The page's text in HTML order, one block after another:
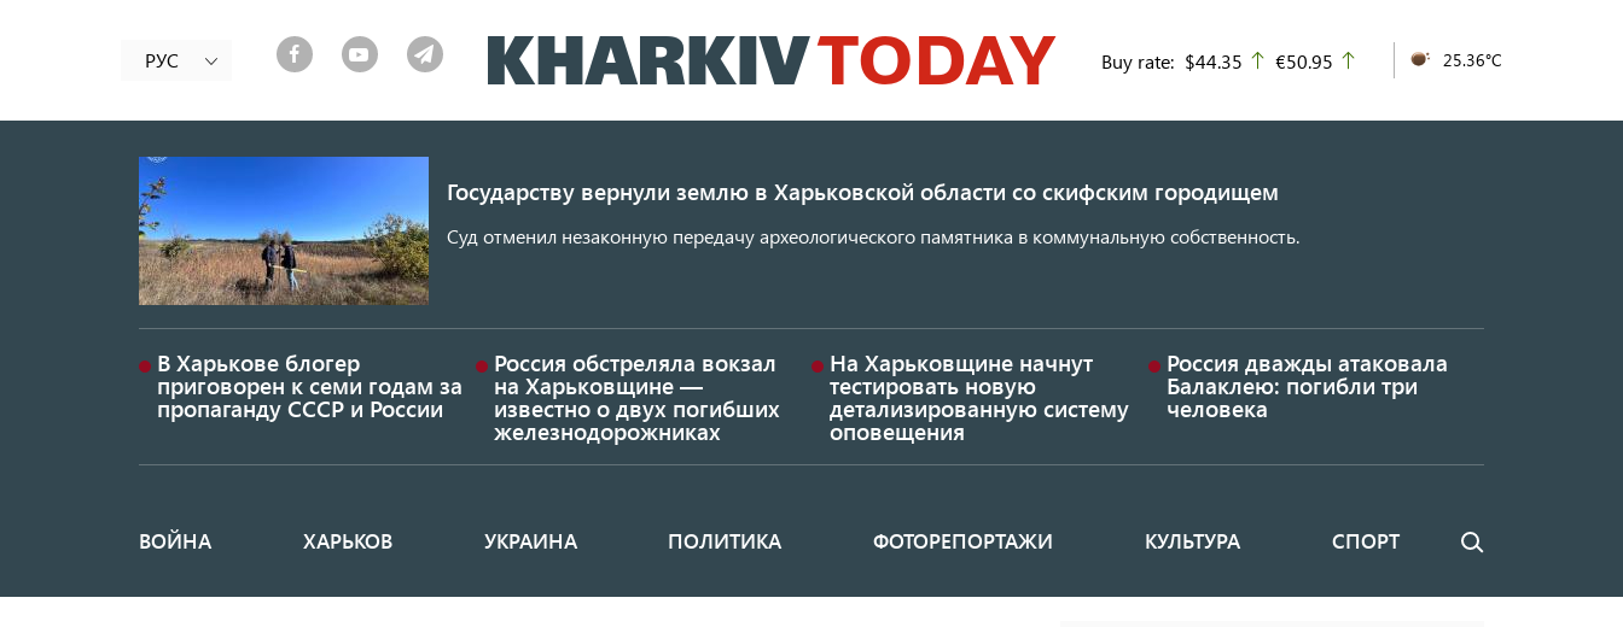
к
основному
РУС Buy rate: $44.35 up
€50.95 25.36°C
Государству вернули землю в Харьковской области со скифским городищем
Суд отменил незаконную передачу археологического памятника в коммунальную собственность.
В Харькове блогер
приговорен к семи годам за
пропаганду СССР и России
Россия обстреляла вокзал
на Харьковщине —
известно о двух погибших
железнодорожниках
На Харьковщине начнут
тестировать новую
детализированную систему
оповещения
Россия дважды атаковала
Балаклею: погибли три
человека
Основная
ВОЙНА ХАРЬКОВ УКРАИНА ПОЛИТИКА ФОТОРЕПОРТАЖИ КУЛЬТУРА СПОРТ Поиск